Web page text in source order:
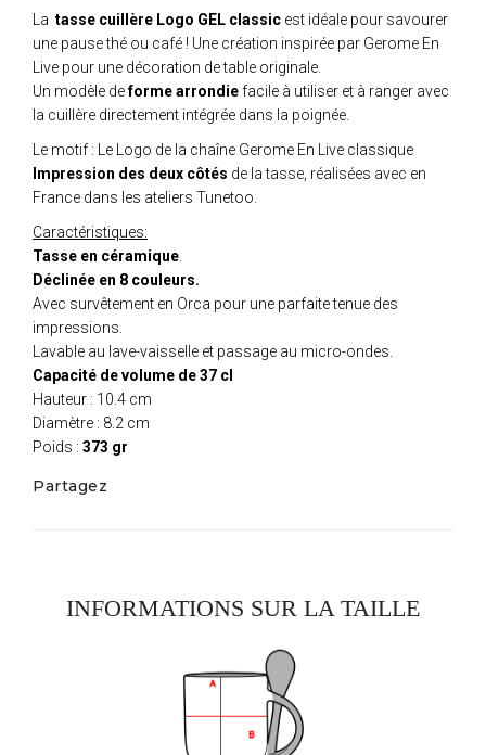
La tasse cuillère Logo GEL classic est idéale pour savourer
une pause thé ou café ! Une création inspirée par Gerome En
Live pour une décoration de table originale.
Un modèle deforme arrondiefacile à utiliser et à ranger avec
la cuillère directement intégrée dans la poignée.
Le motif : Le Logo de la chaîne Gerome En Live classique
Impression des deux côtés de la tasse, réalisées avec en
France dans les ateliers Tunetoo.
Caractéristiques:
Tasse en céramique
Déclinée en 8 couleurs.
Avec survêtement en Orca pour une parfaite tenue des
impressions.
Lavable au lave-vaisselle et passage au micro-ondes.
Capacité de volume de 37 cl
Hauteur : 10.4 cm
Diamètre : 8.2 cm
Poids : 373 gr
Partagez
INFORMATIONS SUR LA TAILLE